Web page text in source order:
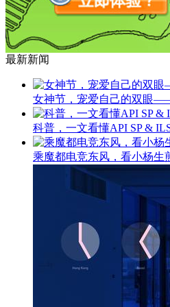
最新新闻
女神节，宠爱自己的双眼
科普，一文看懂API SP &
乘魔都电竞东风，看小杨生